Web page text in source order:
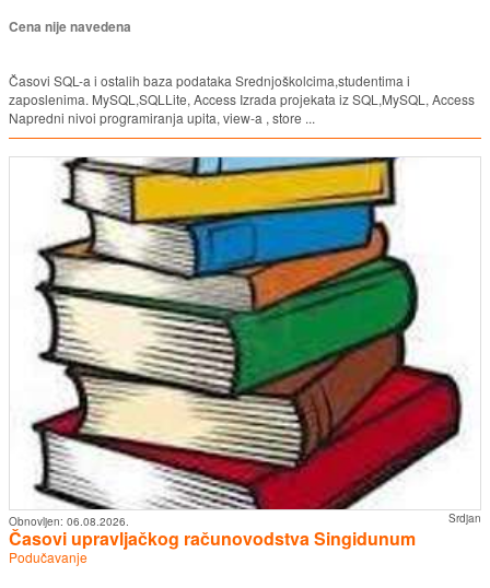
Cena nije navedena
Časovi SQL-a i ostalih baza podataka Srednjoškolcima,studentima i
zaposlenima. MySQL,SQLLite, Access Izrada projekata iz SQL,MySQL, Access
Napredni nivoi programiranja upita, view-a , store ...
Srdjan
Obnovljen: 06.08.2026.
Časovi upravljačkog računovodstva Singidunum
Podučavanje